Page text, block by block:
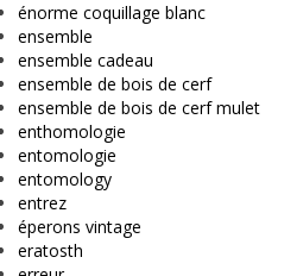
énorme coquillage blanc
ensemble
ensemble cadeau
ensemble de bois de cerf
ensemble de bois de cerf mulet
enthomologie
entomologie
entomology
entrez
éperons vintage
eratosth